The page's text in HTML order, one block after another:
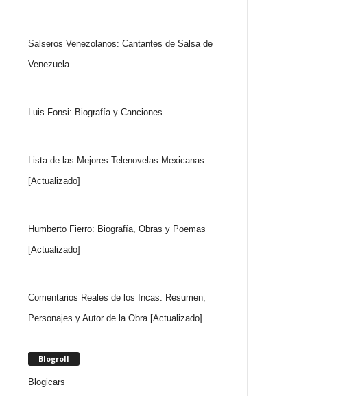
Salseros Venezolanos: Cantantes de Salsa de
Venezuela
Luis Fonsi: Biografía y Canciones
Lista de las Mejores Telenovelas Mexicanas
[Actualizado]
Humberto Fierro: Biografía, Obras y Poemas
[Actualizado]
Comentarios Reales de los Incas: Resumen,
Personajes y Autor de la Obra [Actualizado]
Blogroll
Blogicars